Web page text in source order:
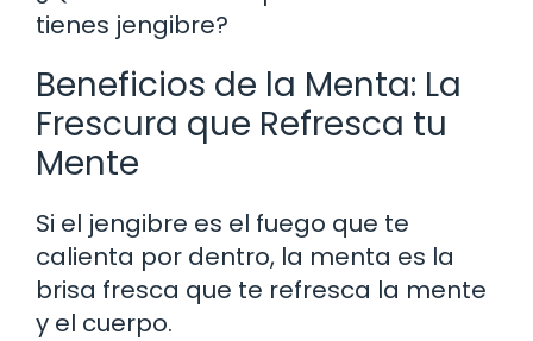
tienes jengibre?
Beneficios de la Menta: La
Frescura que Refresca tu
Mente
Si el jengibre es el fuego que te
calienta por dentro, la menta es la
brisa fresca que te refresca la mente
y el cuerpo.